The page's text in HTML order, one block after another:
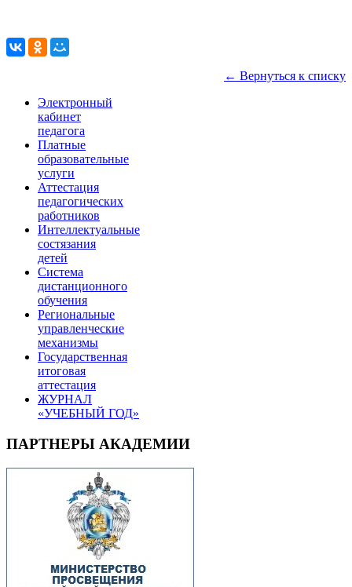
← Вернуться к списку
Электронный
кабинет
педагога
Платные
образовательные
услуги
Аттестация
педагогических
работников
Интеллектуальные
состязания
детей
Система
дистанционного
обучения
Региональные
управленческие
механизмы
Государственная
итоговая
аттестация
ЖУРНАЛ
«УЧЕБНЫЙ ГОД»
ПАРТНЕРЫ АКАДЕМИИ